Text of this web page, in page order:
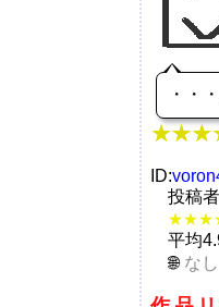
・・・
ID:
投稿者
平均
なし